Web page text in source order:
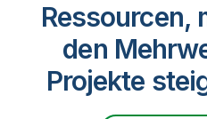
Ressourcen,
den
Projekte